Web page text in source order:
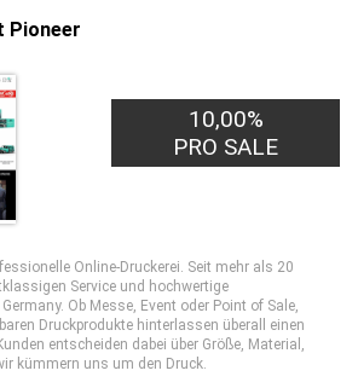
Pioneer
10,00%
PRO SALE
Online-Druckerei. Seit mehr als 20
Service und hochwertige
Ob Messe, Event oder Point of Sale,
Druckprodukte hinterlassen überall einen
entscheiden dabei über Größe, Material,
kümmern uns um den Druck.